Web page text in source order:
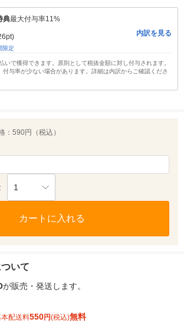
典最大付与率11%
限定
内訳を見る
いで獲得できます。原則として税抜金額に対し付与されます。
付与率が少ない場合があります。詳細は内訳からご確認くださ
： 590円（税込）
1
カートに入れる
いて
が販売・発送します。
配送料550円(税込)無料